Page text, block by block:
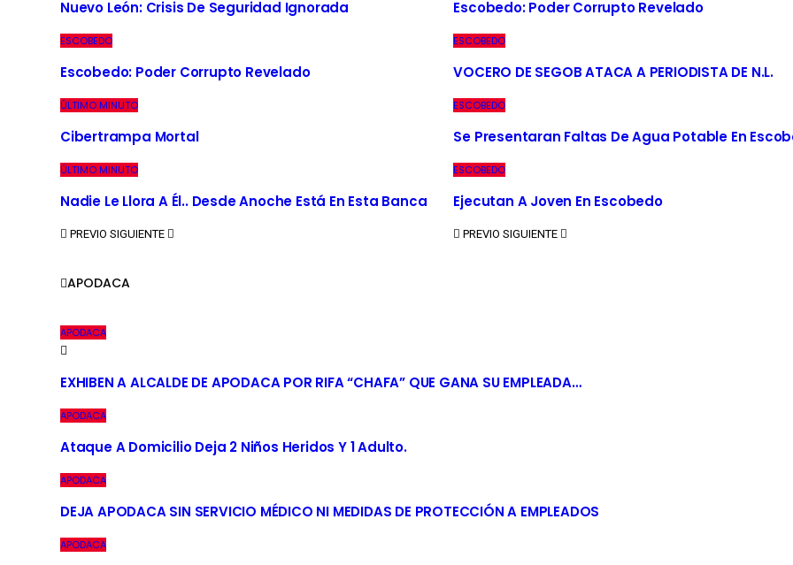
Nuevo León: Crisis De Seguridad Ignorada
ESCOBEDO
Escobedo: Poder Corrupto Revelado
ÚLTIMO MINUTO
Cibertrampa Mortal
ÚLTIMO MINUTO
Nadie Le Llora A Él.. Desde Anoche Está En Esta Banca
PREVIO SIGUIENTE
Escobedo: Poder Corrupto Revelado
ESCOBEDO
VOCERO DE SEGOB ATACA A PERIODISTA DE N.L.
ESCOBEDO
Se Presentaran Faltas De Agua Potable En
ESCOBEDO
Ejecutan A Joven En Escobedo
PREVIOSIGUIENTE
APODACA
APODACA
EXHIBEN A ALCALDE DE APODACA POR RIFA “CHAFA” QUE GANA SU EMPLEADA…
APODACA
Ataque A Domicilio Deja 2 Niños Heridos Y 1 Adulto.
APODACA
DEJA APODACA SIN SERVICIO MÉDICO NI MEDIDAS DE PROTECCIÓN A EMPLEADOS
APODACA